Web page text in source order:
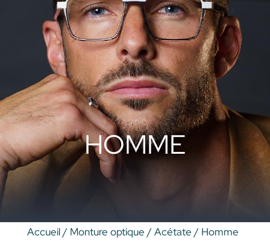
HOMME
Accueil/ Monture optique /Acétate / Homme